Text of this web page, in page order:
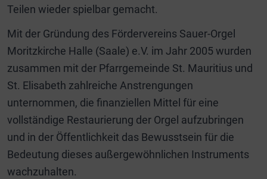
Teilen wieder spielbar gemacht.
Mit der Gründung des Fördervereins Sauer-Orgel
Moritzkirche Halle (Saale) e.V. im Jahr 2005 wurden
zusammen mit der Pfarrgemeinde St. Mauritius und
St. Elisabeth zahlreiche Anstrengungen
unternommen, die finanziellen Mittel für eine
vollständige Restaurierung der Orgel aufzubringen
und in der Öffentlichkeit das Bewusstsein für die
Bedeutung dieses außergewöhnlichen Instruments
wachzuhalten.